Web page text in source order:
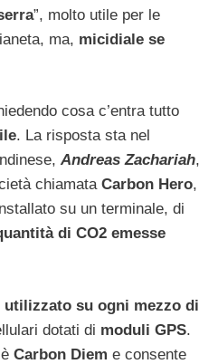
”, molto utile per le
ma, micidiale se
cosa c’entra tutto
. La risposta sta nel
Andreas Zachariah,
chiamata Carbon Hero,
su un terminale, di
di CO2 emesse
utilizzato su ogni mezzo di
dotati di moduli GPS.
è Carbon Diem e consente